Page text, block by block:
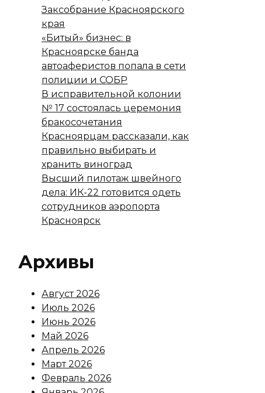
Заксобрание Красноярского
края
«Битый» бизнес: в
Красноярске банда
автоаферистов попала в сети
полиции и СОБР
В исправительной колонии
№ 17 состоялась церемония
бракосочетания
Красноярцам рассказали, как
правильно выбирать и
хранить виноград
Высший пилотаж швейного
дела: ИК-22 готовится одеть
сотрудников аэропорта
Красноярск
Архивы
Август 2026
Июль 2026
Июнь 2026
Май 2026
Апрель 2026
Март 2026
Февраль 2026